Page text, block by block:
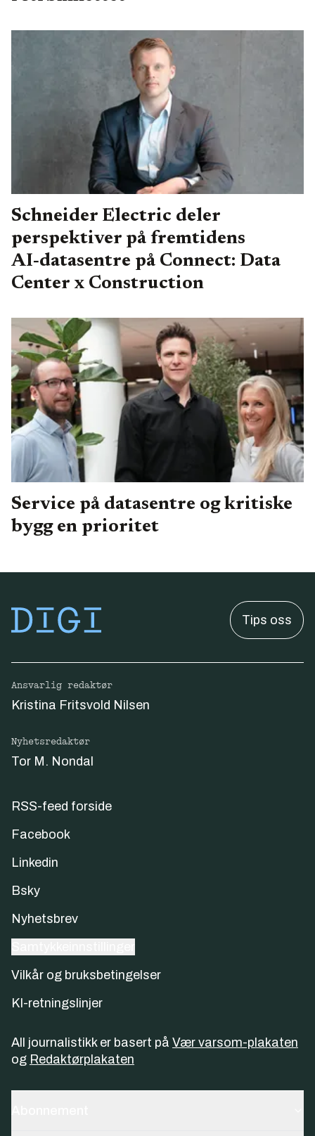
Schneider Electric deler
perspektiver på fremtidens
AI‑datasentre på Connect: Data
Center x Construction
Service på datasentre og kritiske
bygg en prioritet
Tips oss
Ansvarlig redaktør
Kristina Fritsvold Nilsen
Nyhetsredaktør
Tor M. Nondal
RSS-feed forside
Facebook
Linkedin
Bsky
Nyhetsbrev
Vilkår og bruksbetingelser
KI-retningslinjer
All journalistikk er basert på Vær varsom-plakaten
og Redaktørplakaten